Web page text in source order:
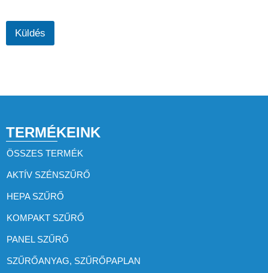
á
*
Küldés
TERMÉKEINK
ÖSSZES TERMÉK
AKTÍV SZÉNSZŰRŐ
HEPA SZŰRŐ
KOMPAKT SZŰRŐ
PANEL SZŰRŐ
SZŰRŐANYAG, SZŰRŐPAPLAN